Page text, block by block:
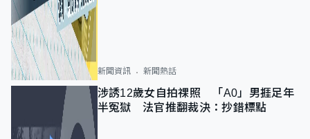
新聞資訊 新聞熱話
涉誘12歲女自拍祼照 「A0」男捱足年
半冤獄 法官推翻裁決：抄錯標點